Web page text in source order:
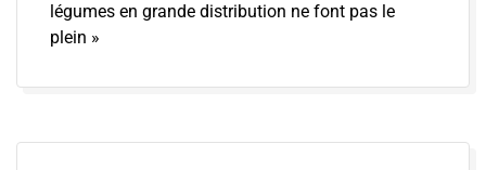
légumes en grande distribution ne font pas le
plein »